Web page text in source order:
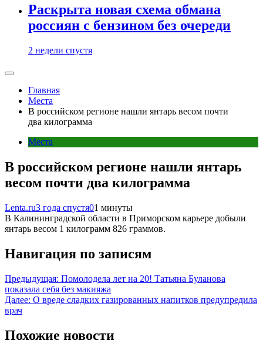
Раскрыта новая схема обмана
россиян с бензином без очереди
2 недели спустя
Главная
Места
В российском регионе нашли янтарь весом почти
два килограмма
Места
В российском регионе нашли янтарь
весом почти два килограмма
Lenta.ru3 года спустя01 минуты
В Калининградской области в Приморском карьере добыли
янтарь весом 1 килограмм 826 граммов.
Навигация по записям
Предыдущая: Помолодела лет на 20! Татьяна Буланова
показала себя без макияжа
Далее: О вреде сладких газированных напитков предупредила
врач
Похожие новости